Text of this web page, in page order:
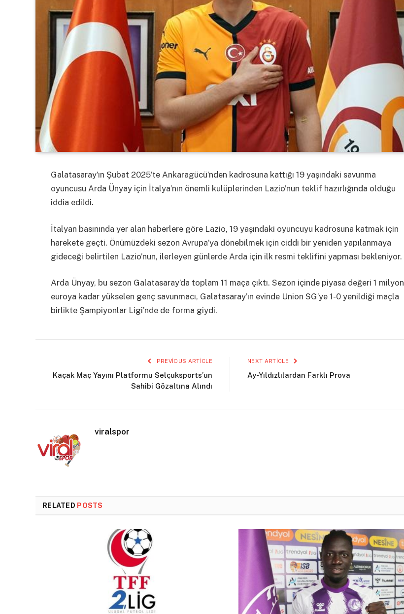
Galatasaray’ın Şubat 2025’te Ankaragücü’nden kadrosuna kattığı 19 yaşındaki savunma
oyuncusu Arda Ünyay için İtalya’nın önemli kulüplerinden Lazio’nun teklif hazırlığında olduğu
iddia edildi.
İtalyan basınında yer alan haberlere göre Lazio, 19 yaşındaki oyuncuyu kadrosuna katmak için
harekete geçti. Önümüzdeki sezon Avrupa’ya dönebilmek için ciddi bir yeniden yapılanmaya
gideceği belirtilen Lazio’nun, ilerleyen günlerde Arda için ilk resmi teklifini yapması bekleniyor.
Arda Ünyay, bu sezon Galatasaray’da toplam 11 maça çıktı. Sezon içinde piyasa değeri 1 milyon
euroya kadar yükselen genç savunmacı, Galatasaray’ın evinde Union SG’ye 1-0 yenildiği maçla
birlikte Şampiyonlar Ligi’nde de forma giydi.
PREVIOUS ARTICLE
Kaçak Maç Yayını Platformu Selçuksports’un
Sahibi Gözaltına Alındı
NEXT ARTICLE
Ay-Yıldızlılardan Farklı Prova
viralspor
RELATED POSTS